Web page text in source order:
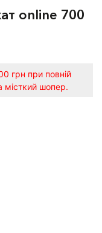
online 700
грн при повній
місткий шопер.